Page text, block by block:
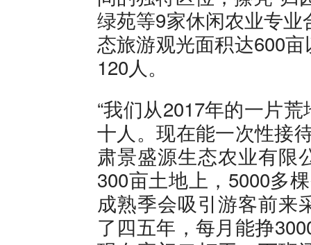
绿苑等9家休闲农业专
态旅游观光面积达600
120人。
“我们从2017年的一片
十人。现在能一次性接
肃景盛源生态农业有限
300亩土地上，5000多
成熟季会吸引游客前来
了四五年，每月能挣